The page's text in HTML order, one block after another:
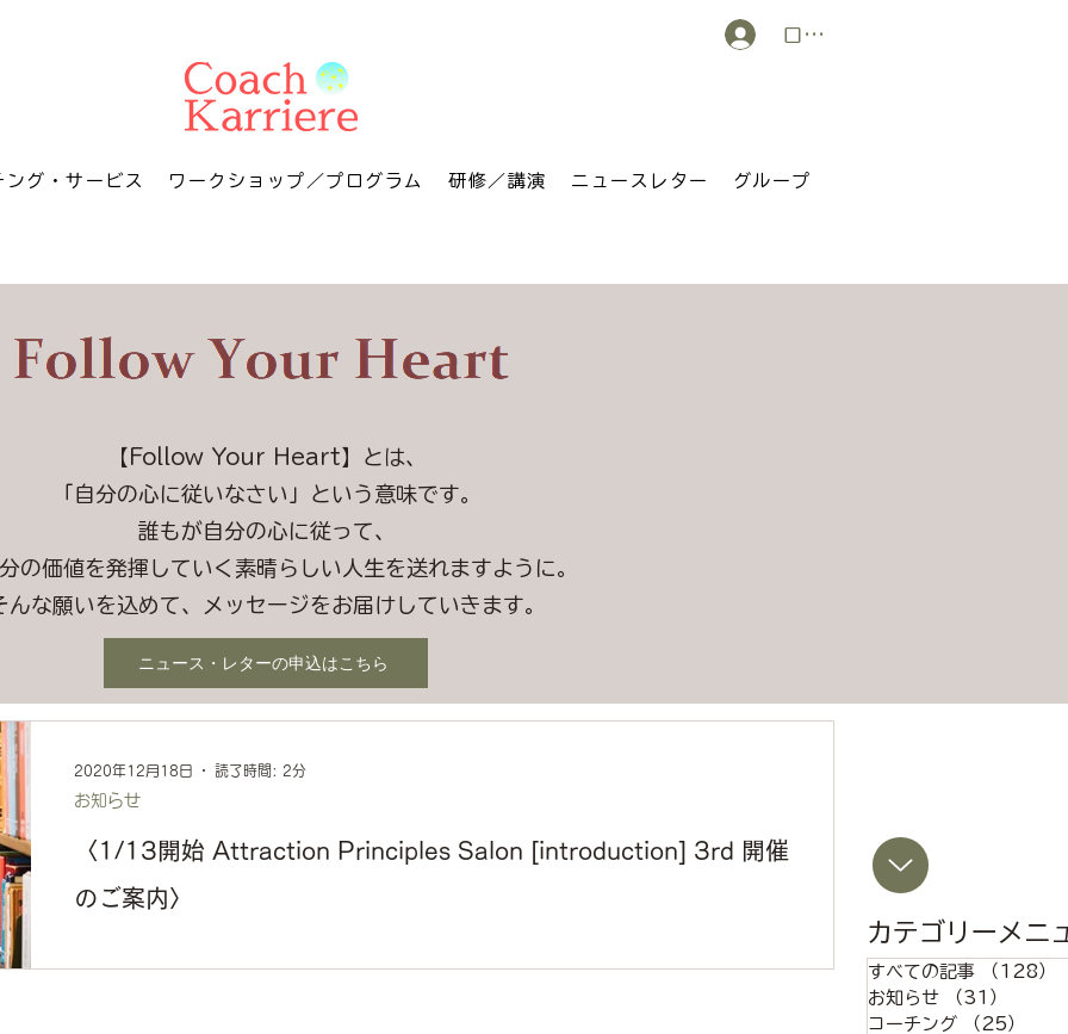
ログイン
ング・サービス ワークショップ／プログラム 研修／講演 ニュースレター グループ
【Follow Your Heart】とは、
「自分の心に従いなさい」という意味です。
誰もが自分の心に従って、
の価値を発揮していく素晴らしい人生を送れますように。
んな願いを込めて、メッセージをお届けしていきます。
ニュース・レターの申込はこちら
〈1/13開始 Attraction Principles Salon [introduction] 3rd 開催
のご案内〉
配信当時のそのままを載せています。 こんにちは！ アトラクションコーチの土方奈々絵です。
お知らせ
2020年12月18日 読了時間: 2分
カテゴリーメニ
すべての記事 （128）
お知らせ
（31）
コーチング
（25）